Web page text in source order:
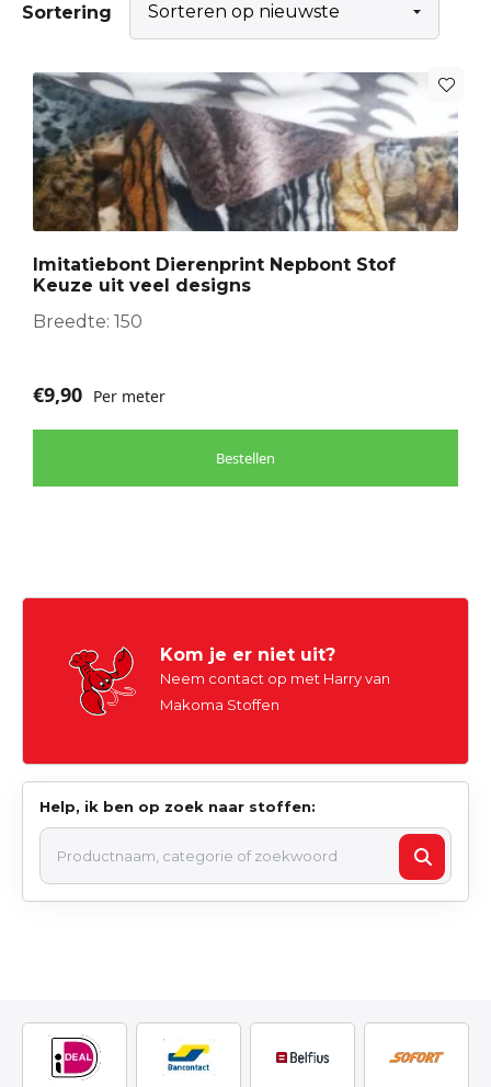
Sortering
Imitatiebont Dierenprint Nepbont Stof
Keuze uit veel designs
Breedte: 150
€9,90 Per meter
Bestellen
Dit
product
heeft
meerdere
variaties.
Deze
kan
gekozen
worden
productpagina
Kom je er niet uit?
Neem contact op met Harry van
Makoma Stoffen
Help, ik ben op zoek naar stoffen: